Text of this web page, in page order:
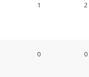
1 2
0 0